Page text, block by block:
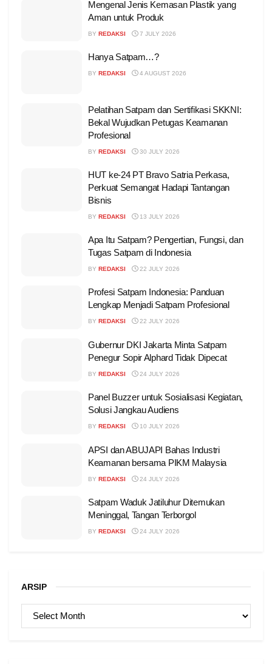
Mengenal Jenis Kemasan Plastik yang
Aman untuk Produk
BY REDAKSI 7 JULY 2026
Hanya Satpam…?
BY REDAKSI 4 AUGUST 2026
Pelatihan Satpam dan Sertifikasi SKKNI:
Bekal Wujudkan Petugas Keamanan
Profesional
BY REDAKSI 30 JULY 2026
HUT ke-24 PT Bravo Satria Perkasa,
Perkuat Semangat Hadapi Tantangan
Bisnis
BY REDAKSI 13 JULY 2026
Apa Itu Satpam? Pengertian, Fungsi, dan
Tugas Satpam di Indonesia
BY REDAKSI 22 JULY 2026
Profesi Satpam Indonesia: Panduan
Lengkap Menjadi Satpam Profesional
BY REDAKSI 22 JULY 2026
Gubernur DKI Jakarta Minta Satpam
Penegur Sopir Alphard Tidak Dipecat
BY REDAKSI 24 JULY 2026
Panel Buzzer untuk Sosialisasi Kegiatan,
Solusi Jangkau Audiens
BY REDAKSI 10 JULY 2026
APSI dan ABUJAPI Bahas Industri
Keamanan bersama PIKM Malaysia
BY REDAKSI 24 JULY 2026
Satpam Waduk Jatiluhur Ditemukan
Meninggal, Tangan Terborgol
BY REDAKSI 24 JULY 2026
ARSIP
ARSIP